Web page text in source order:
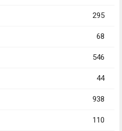
295
68
546
44
938
110